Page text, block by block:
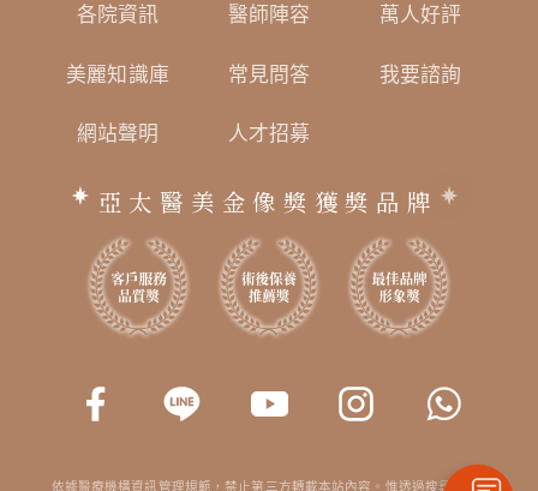
各院資訊 醫師陣容 萬人好評
美麗知識庫 常見問答 我要諮詢
網站聲明 人才招募
亞太醫美金像獎獲獎品牌
依據醫療機構資訊管理規範，禁止第三方轉載本站內容。惟透過搜尋